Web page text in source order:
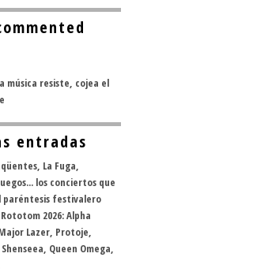
música resiste, cojea el
entradas
La Fuga,
los conciertos que
paréntesis festivalero
2026: Alpha
Lazer, Protoje,
Queen Omega,